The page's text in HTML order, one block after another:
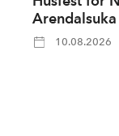
10.08.2026